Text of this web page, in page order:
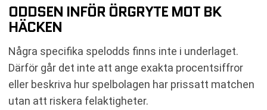
ODDSEN INFÖR ÖRGRYTE MOT BK
HÄCKEN
Några specifika spelodds finns inte i underlaget.
Därför går det inte att ange exakta procentsiffror
eller beskriva hur spelbolagen har prissatt matchen
utan att riskera felaktigheter.